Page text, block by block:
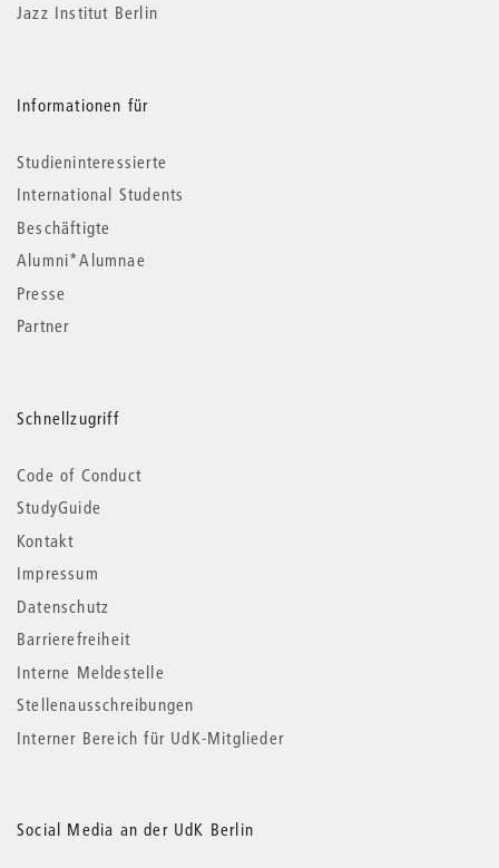
Jazz Institut Berlin
Informationen für
Studieninteressierte
International Students
Beschäftigte
Alumni*Alumnae
Presse
Partner
Schnellzugriff
Code of Conduct
StudyGuide
Kontakt
Impressum
Datenschutz
Barrierefreiheit
Interne Meldestelle
Stellenausschreibungen
Interner Bereich für UdK-Mitglieder
Social Media an der UdK Berlin